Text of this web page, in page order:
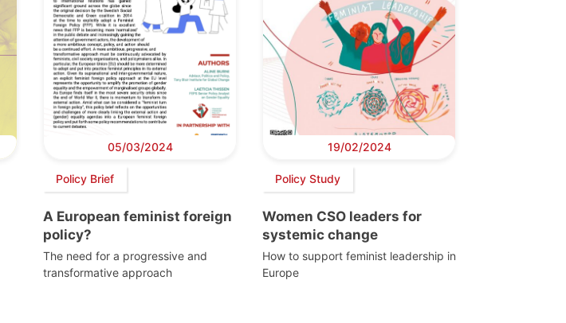
05/03/2024
Policy Brief
A European feminist foreign
policy?
The need for a progressive and
transformative approach
19/02/2024
Policy Study
Women CSO leaders for
systemic change
How to support feminist leadership in
Europe